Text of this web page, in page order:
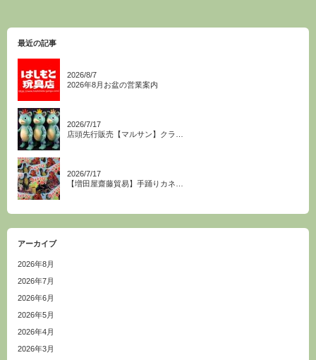
最近の記事
2026/8/7
2026年8月お盆の営業案内
2026/7/17
店頭先行販売【マルサン】クラ…
2026/7/17
【増田屋齋藤貿易】手踊りカネ…
アーカイブ
2026年8月
2026年7月
2026年6月
2026年5月
2026年4月
2026年3月